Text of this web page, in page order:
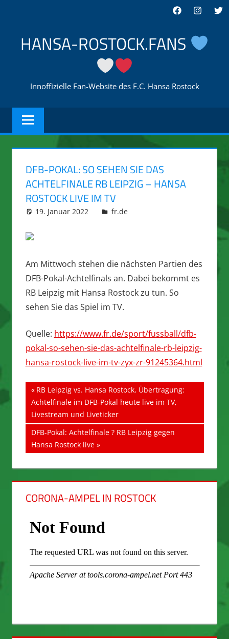
springen
Facebook
HANSA-ROSTOCK.FANS
Innoffizielle Fan-Website des F.C. Hansa Rostock
DFB-POKAL: SO SEHEN SIE DAS
ACHTELFINALE RB LEIPZIG – HANSA
ROSTOCK LIVE IM TV
19. Januar 2022 integromat
fr.de
Am Mittwoch stehen die nächsten Partien des
DFB-Pokal-Achtelfinals an. Dabei bekommt es
RB Leipzig mit Hansa Rostock zu tun. So
sehen Sie das Spiel im TV.
Quelle: https://www.fr.de/sport/fussball/dfb-
pokal-so-sehen-sie-das-achtelfinale-rb-leipzig-
hansa-rostock-live-im-tv-zyx-zr-91245364.html
Beitragsnavigation
Vorheriger
Beitrag:
RB Leipzig vs. Hansa Rostock, Übertragung:
Achtelfinale im DFB-Pokal heute live im TV,
Livestream und Liveticker
Nächster
Beitrag:
DFB-Pokal: Achtelfinale ? RB Leipzig gegen
Hansa Rostock live
CORONA-AMPEL IN ROSTOCK